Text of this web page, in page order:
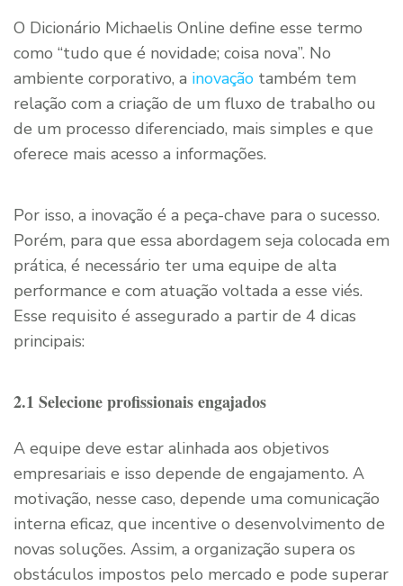
O Dicionário Michaelis Online define esse termo
como “tudo que é novidade; coisa nova”. No
ambiente corporativo, a inovação também tem
relação com a criação de um fluxo de trabalho ou
de um processo diferenciado, mais simples e que
oferece mais acesso a informações.
Por isso, a inovação é a peça-chave para o sucesso.
Porém, para que essa abordagem seja colocada em
prática, é necessário ter uma equipe de alta
performance e com atuação voltada a esse viés.
Esse requisito é assegurado a partir de 4 dicas
principais:
2.1 Selecione profissionais engajados
A equipe deve estar alinhada aos objetivos
empresariais e isso depende de engajamento. A
motivação, nesse caso, depende uma comunicação
interna eficaz, que incentive o desenvolvimento de
novas soluções. Assim, a organização supera os
obstáculos impostos pelo mercado e pode superar